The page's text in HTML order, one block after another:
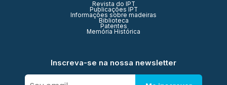
Revista do IPT
Publicações IPT
Informações sobre madeiras
Biblioteca
Patentes
Memória Histórica
Inscreva-se na nossa newsletter